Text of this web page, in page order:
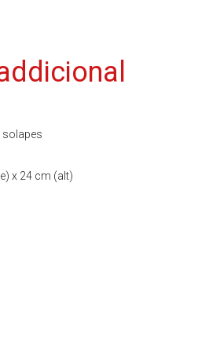
solapes
x 24 cm (alt)